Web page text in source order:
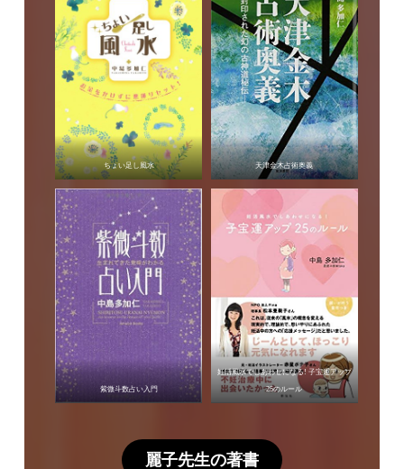
ちょい足し風水 天津金木占術奥義
紫微斗数占い入門
妊活風水でしあわせになる! 子宝運アップ
25のルール
麗子先生の著書